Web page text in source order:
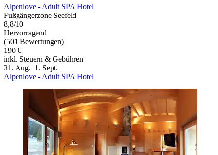
Alpenlove - Adult SPA Hotel
Fußgängerzone Seefeld
8,8/10
Hervorragend
(501 Bewertungen)
190 €
inkl. Steuern & Gebühren
31. Aug.–1. Sept.
Alpenlove - Adult SPA Hotel